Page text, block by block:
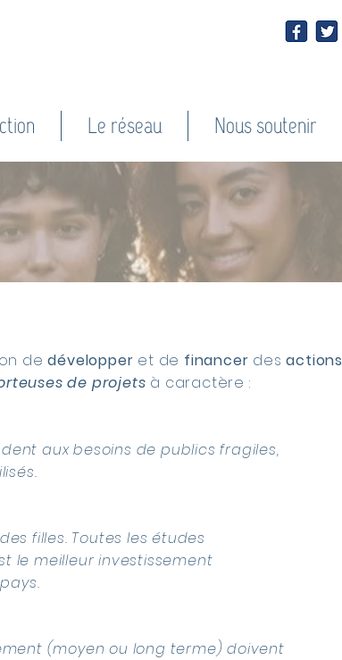
Le réseau Nous soutenir
dedévelopper et de financer desactions
de projets à caractère :
aux besoins de publics fragiles,
filles. Toutes les études
le meilleur investissement
(moyen ou long terme) doivent